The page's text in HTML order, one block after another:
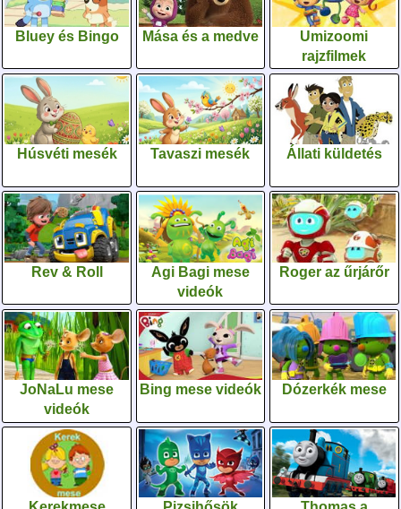
Bluey és Bingo Mása és a medve
Umizoomi
rajzfilmek
Húsvéti mesék Tavaszi mesék Állati küldetés
Rev & Roll
Agi Bagi mese
videók
Roger az űrjárőr
JoNaLu mese
videók
Bing mese videók Dózerkék mese